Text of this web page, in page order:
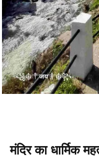
मंदिर का धार्मिक